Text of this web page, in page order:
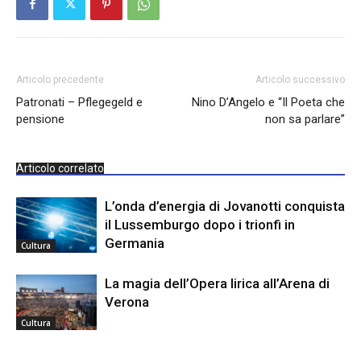
Articolo precedente
Patronati – Pflegegeld e
pensione
Articolo successivo
Nino D’Angelo e “Il Poeta che
non sa parlare”
Articolo correlato
Cultura
L’onda d’energia di Jovanotti conquista
il Lussemburgo dopo i trionfi in
Germania
Cultura
La magia dell’Opera lirica all’Arena di
Verona